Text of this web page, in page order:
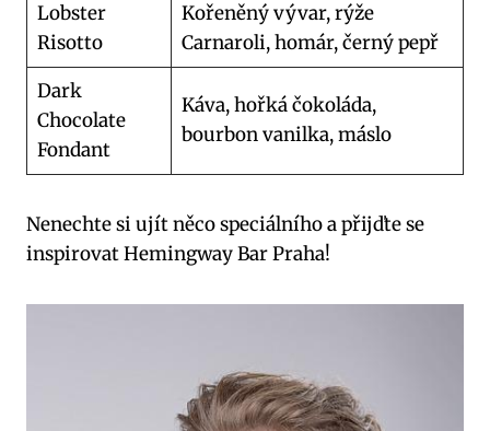
Lobster
Risotto
Kořeněný vývar, rýže
Carnaroli, homár, černý pepř
Dark
Chocolate
Fondant
Káva, hořká čokoláda,
bourbon vanilka, máslo
Nenechte si ujít něco speciálního a přijďte se
inspirovat Hemingway Bar Praha!